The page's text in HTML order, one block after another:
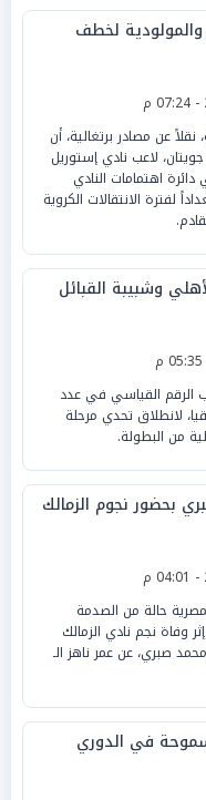
لخطف
عن مصادر برتغالية، أن
جويتان، لاعب نادي إستوريل
اهتمامات النادي
لفترة الانتقالات الكروية
وشبيبة القبائل
الرقم القياسي في عدد
لانطلاق تحدي مرحلة
من البطولة.
بحضور نجوم الزمالك
حالة من الصدمة
وفاة نجم نادي الزمالك
صبري، عن عمر ناهز الـ
في الدوري